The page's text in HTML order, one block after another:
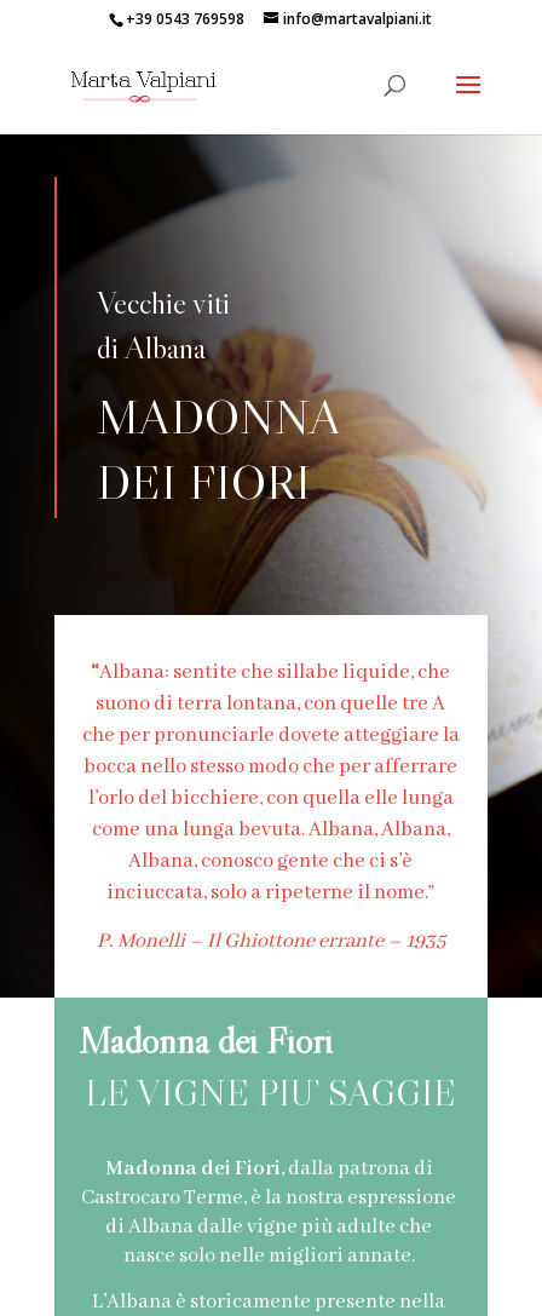
+39 0543 769598 info@martavalpiani.it
Vecchie viti
di Albana
MADONNA
DEI FIORI
“Albana: sentite che sillabe liquide, che
suono di terra lontana, con quelle tre A
che per pronunciarle dovete atteggiare la
bocca nello stesso modo che per afferrare
l’orlo del bicchiere, con quella elle lunga
come una lunga bevuta. Albana, Albana,
Albana, conosco gente che ci s’è
inciuccata, solo a ripeterne il nome.”
P. Monelli – Il Ghiottone errante – 1935
Madonna dei Fiori
LE VIGNE PIU’ SAGGIE
Madonna dei Fiori, dalla patrona di
Castrocaro Terme, è la nostra espressione
di Albana dalle vigne più adulte che
nasce solo nelle migliori annate.
L’Albana è storicamente presente nella